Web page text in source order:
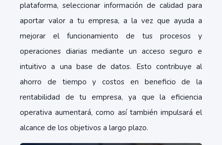
plataforma, seleccionar información de calidad para
aportar valor a tu empresa, a la vez que ayuda a
mejorar el funcionamiento de tus procesos y
operaciones diarias mediante un acceso seguro e
intuitivo a una base de datos. Esto contribuye al
ahorro de tiempo y costos en beneficio de la
rentabilidad de tu empresa, ya que la eficiencia
operativa aumentará, como así también impulsará el
alcance de los objetivos a largo plazo.